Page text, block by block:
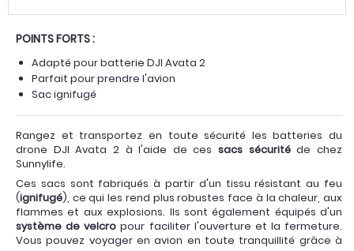
POINTS FORTS :
Adapté pour batterie DJI Avata 2
Parfait pour prendre l'avion
Sac ignifugé
Rangez et transportez en toute sécurité les batteries du
drone DJI Avata 2 à l'aide de cessacs sécuritéde chez
Sunnylife.
Ces sacs sont fabriqués à partir d'un tissu résistant au feu
(ignifugé), ce qui les rend plus robustes face à la chaleur, aux
flammes et aux explosions. Ils sont également équipés d'un
système de velcro pour faciliter l'ouverture et la fermeture.
Vous pouvez voyager en avion en toute tranquillité grâce à